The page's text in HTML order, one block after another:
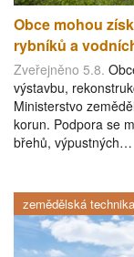
Obce mohou
rybníků a
Zveřejněno 5.8.
výstavbu,
Ministerstvo
korun. Podpora se
břehů, výpustných…
zemědělská technika